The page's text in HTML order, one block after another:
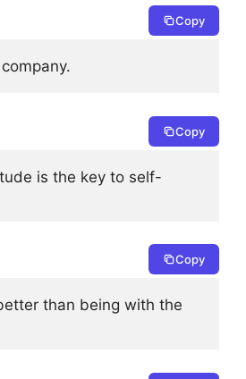
Copy
Copy
is the key to self-
Copy
than being with the